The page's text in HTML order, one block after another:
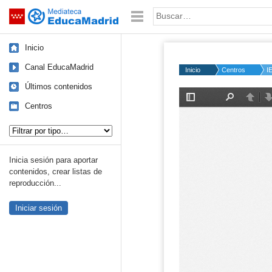
Saltar navegación Palabra o frase:
Inicio
Canal EducaMadrid
Últimos contenidos
Centros
Inicia sesión para aportar
contenidos, crear listas de
reproducción...
Iniciar sesión
Inicio Centros